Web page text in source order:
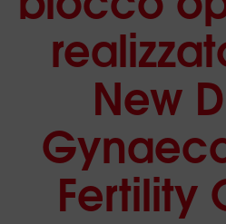
New
Fertility